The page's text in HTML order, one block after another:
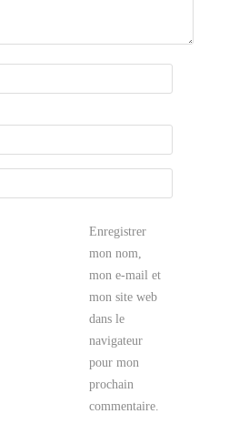
Enregistrer
mon nom,
mon e-mail et
mon site web
dans le
navigateur
pour mon
prochain
commentaire.